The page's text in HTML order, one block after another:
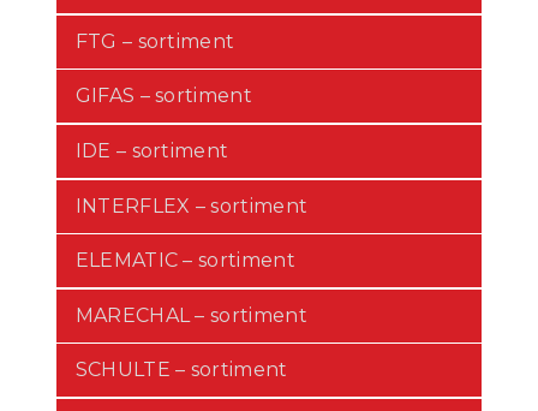
FTG – sortiment
GIFAS – sortiment
IDE – sortiment
INTERFLEX – sortiment
ELEMATIC – sortiment
MARECHAL – sortiment
SCHULTE – sortiment